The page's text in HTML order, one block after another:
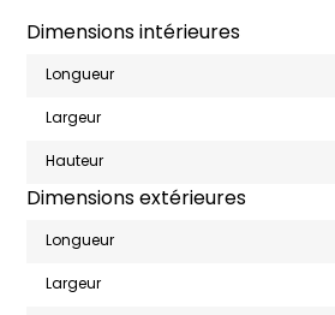
Dimensions intérieures
Longueur
Largeur
Hauteur
Dimensions extérieures
Longueur
Largeur